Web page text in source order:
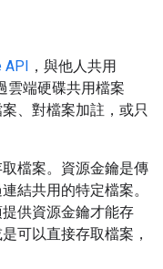
API ，與他人共用
雲端硬碟共用檔案
、對檔案加註，或只
檔案。資源金鑰是傳
結共用的特定檔案。
供資源金鑰才能存
可以直接存取檔案，